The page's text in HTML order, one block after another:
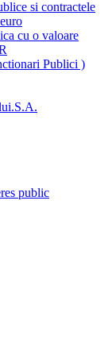
si contractele
cu o valoare
Publici )
public